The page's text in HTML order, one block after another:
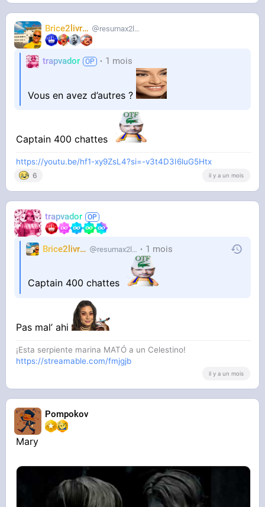
Brice2livres resumax2livres
trapvador 1 mois
Vous en avez d’autres ?
Captain 400 chattes
https://youtu.be/hf1-xy9ZsL4?si=-v3t4D3I6luG5Htx
6 il y a un mois
trapvador
Brice2livres resumax2livres 1 mois
Captain 400 chattes
Pas mal’ ahi
¡Esta serpiente marina MATÓ a un Celestino!
https://streamable.com/fmjgjb
il y a un mois
Pompokov
Mary